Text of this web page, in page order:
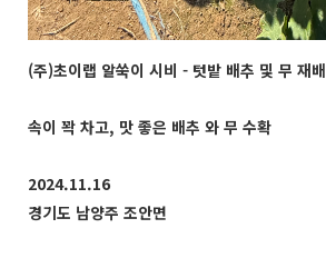
(주)초이랩 알쑥이 시비 - 텃밭 배추 및 무 재배
속이 꽉 차고, 맛 좋은 배추 와 무 수확
2024.11.16
경기도 남양주 조안면